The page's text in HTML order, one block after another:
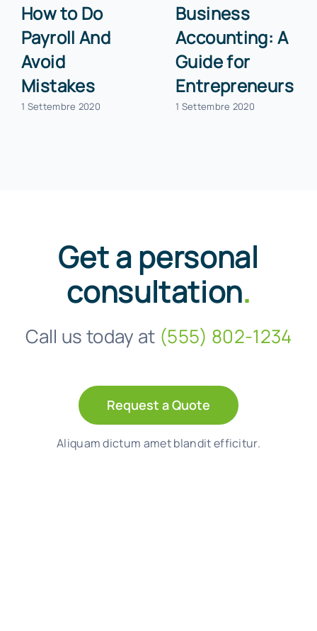
How to Do
Payroll And
Avoid
Mistakes
1 Settembre 2020
Business
Accounting: A
Guide for
Entrepreneurs
1 Settembre 2020
Get a personal
consultation.
Call us today at (555) 802-1234
Request a Quote
Aliquam dictum amet blandit efficitur.